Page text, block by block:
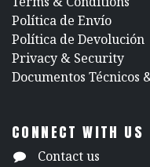
Política de Envío
Política de Devolución
​Privacy & Security
​Documentos Técnicos
CONNECT WITH US
Contact us